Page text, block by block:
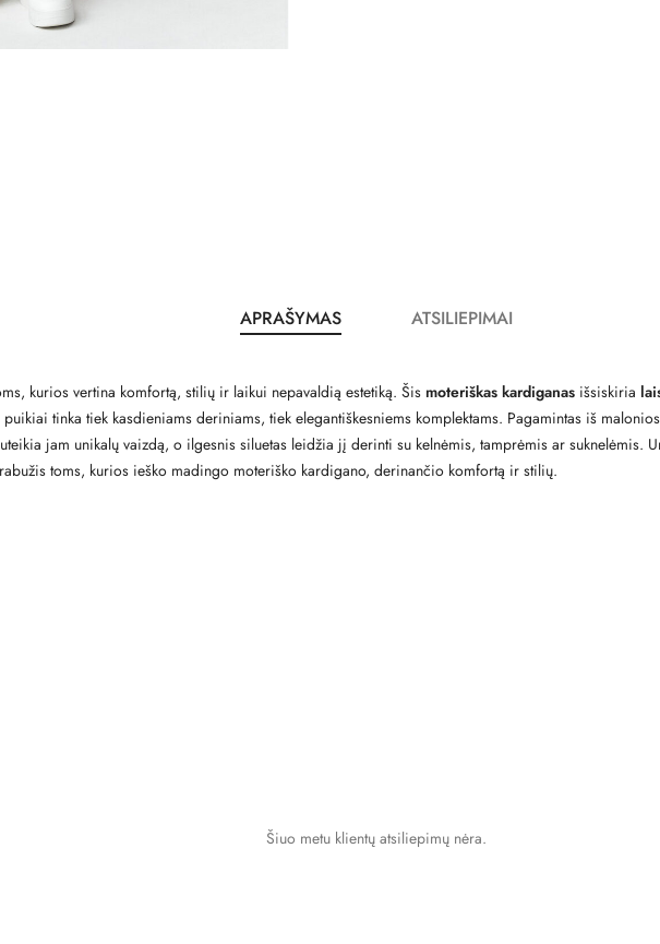
APRAŠYMAS ATSILIEPIMAI
kurios vertina komfortą, stilių ir laikui nepavaldią estetiką. Šis moteriškas kardiganas išsiskiria
tinka tiek kasdieniams deriniams, tiek elegantiškesniems komplektams. Pagamintas iš
jam unikalų vaizdą, o ilgesnis siluetas leidžia jį derinti su kelnėmis, tamprėmis ar suknelėmis.
toms, kurios ieško madingo moteriško kardigano, derinančio komfortą ir stilių.
Šiuo metu klientų atsiliepimų nėra.